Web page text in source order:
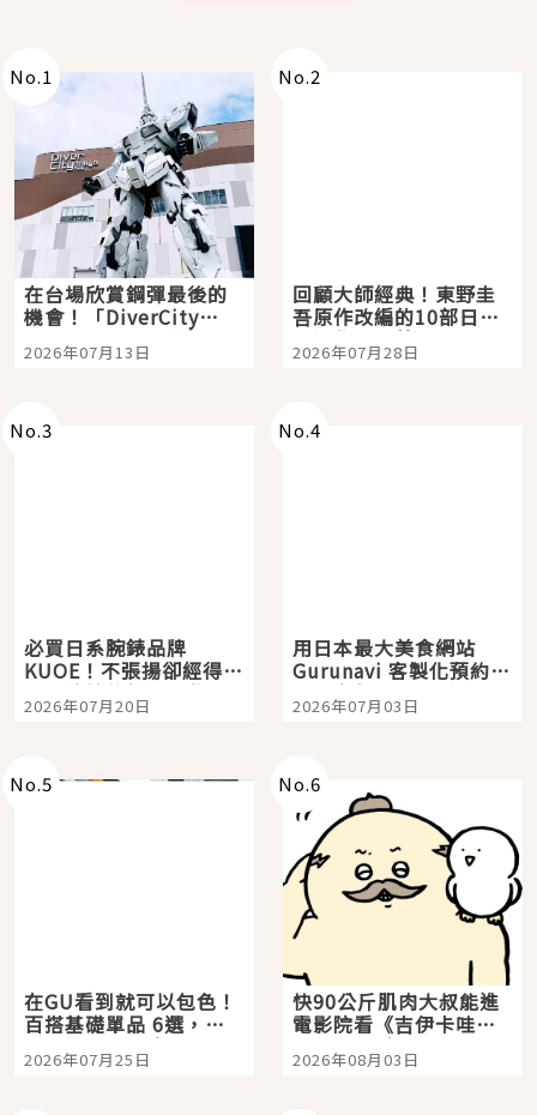
No.1
在台場欣賞鋼彈最後的
機會！「DiverCity
Tokyo Plaza」搭船、
購物、美食及夜景，一
2026年07月13日
No.2
回顧大師經典！東野圭
吾原作改編的10部日本
影視作品推薦
2026年07月28日
No.3
必買日系腕錶品牌
KUOE！不張揚卻經得起
時間洗鍊的經典之作五
選
2026年07月20日
No.4
用日本最大美食網站
Gurunavi 客製化預約九
大都市餐廳，打造專屬
美食體驗！
2026年07月03日
No.5
在GU看到就可以包色！
百搭基礎單品 6選，閉
眼全收也不心疼
2026年07月25日
No.6
快90公斤肌肉大叔能進
電影院看《吉伊卡哇》
嗎？日本重金屬樂團
「打首」會長與nagano
2026年08月03日